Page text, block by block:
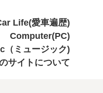
Life(愛車遍歴)
Computer(PC)
（ミュージック)
サイトについて